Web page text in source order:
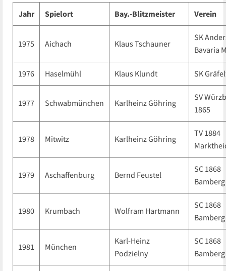
Jahr
Spielort Bay.-Blitzmeister Verein
1975 Aichach Klaus Tschauner
SK
Bavaria
1976 Haselmühl Klaus Klundt SK
1977 Schwabmünchen Karlheinz Göhring
SV
1865
1978 Mitwitz Karlheinz Göhring
TV 1884
1979 Aschaffenburg Bernd Feustel
SC 1868
Bamberg
1980 Krumbach Wolfram Hartmann
SC 1868
Bamberg
1981 München
Karl-Heinz
Podzielny
SC 1868
Bamberg